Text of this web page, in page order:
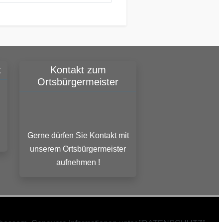
Kontakt zum
Ortsbürgermeister
Gerne dürfen Sie Kontakt mit
unserem Ortsbürgermeister
aufnehmen !